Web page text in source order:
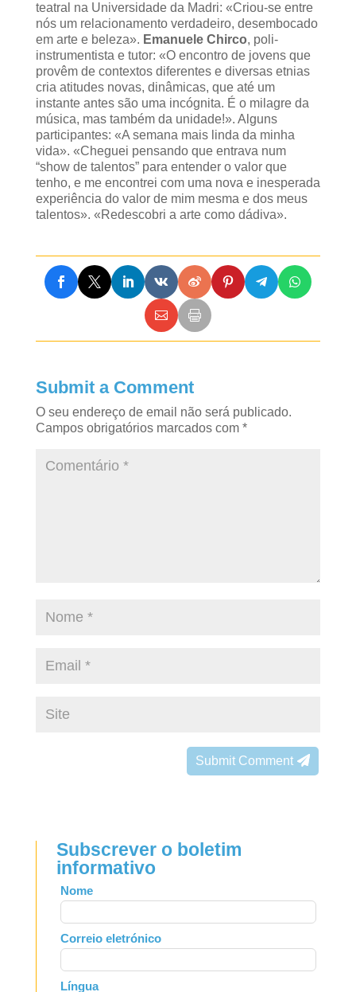
teatral na Universidade da Madri: «Criou-se entre
nós um relacionamento verdadeiro, desembocado
em arte e beleza». Emanuele Chirco, poli-
instrumentista e tutor: «O encontro de jovens que
provêm de contextos diferentes e diversas etnias
cria atitudes novas, dinâmicas, que até um
instante antes são uma incógnita. É o milagre da
música, mas também da unidade!». Alguns
participantes: «A semana mais linda da minha
vida». «Cheguei pensando que entrava num
“show de talentos” para entender o valor que
tenho, e me encontrei com uma nova e inesperada
experiência do valor de mim mesma e dos meus
talentos». «Redescobri a arte como dádiva».
Submit a Comment
O seu endereço de email não será publicado.
Campos obrigatórios marcados com *
Submit Comment
Subscrever o boletim
informativo
Leave
this
field
blank
Nome
Correio eletrónico
Língua